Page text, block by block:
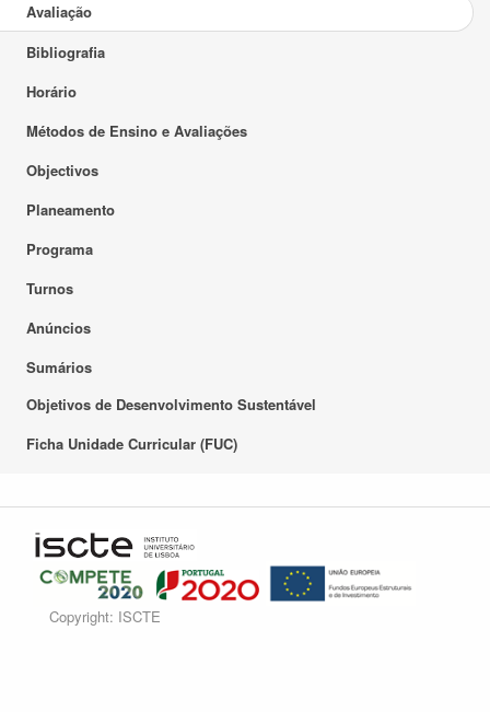
Avaliação
Bibliografia
Horário
Métodos de Ensino e Avaliações
Objectivos
Planeamento
Programa
Turnos
Anúncios
Sumários
Objetivos de Desenvolvimento Sustentável
Ficha Unidade Curricular (FUC)
Copyright: ISCTE